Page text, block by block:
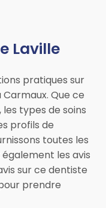
Laville
pratiques sur
Que ce
types de soins
profils de
toutes les
les avis
sur ce dentiste
prendre